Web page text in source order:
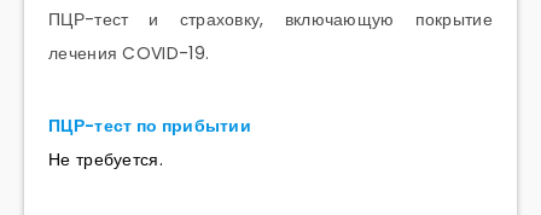
ПЦР-тест и страховку, включающую покрытие
лечения COVID-19.
ПЦР-тест по прибытии
Не требуется.